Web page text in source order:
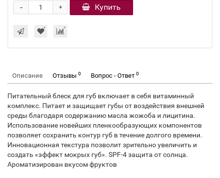
+
- Купить
Описание Отзывы 0 Вопрос - Ответ 0
Питательный блеск для губ включает в себя витаминный
комплекс. Питает и защищает губы от воздействия внешней
среды благодаря содержанию масла жожоба и лицитина.
Использование новейших пленкообразующих компонентов
позволяет сохранить контур губ в течение долгого времени.
Инновационная текстура позволит зрительно увеличить и
создать «эффект мокрых губ». SPF-4 защита от солнца.
Ароматизирован вкусом фруктов